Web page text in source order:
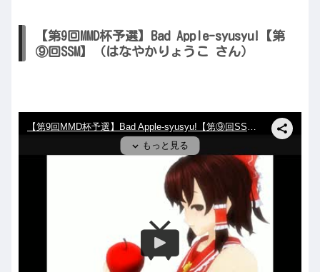
【第9回MMD杯予選】Bad Apple-syusyu!【第
⑨回SSM】（はなやかりょうこ さん）